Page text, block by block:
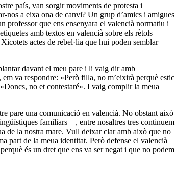
país, van sorgir moviments de protesta i
nos a eixa ona de canvi? Un grup d’amics i amigues
professor que ens ensenyara el valencià normatiu i
amb textos en valencià sobre els rètols
actes de rebel·lia que hui poden semblar
davant el meu pare i li vaig dir amb
va respondre: «Però filla, no m’eixirà perquè estic
no et contestaré». I vaig complir la meua
pare una comunicació en valencià. No obstant això
familiars—, entre nosaltres tres continuem
de la nostra mare. Vull deixar clar amb això que no
part de la meua identitat. Però defense el valencià
és un dret que ens va ser negat i que no podem